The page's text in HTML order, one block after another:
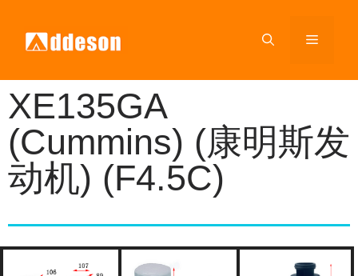
XE135GA
(Cummins) (康明斯发
动机) (F4.5C)